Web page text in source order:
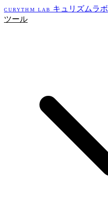
CURYTHM LAB
キュリズムラボ
ツール